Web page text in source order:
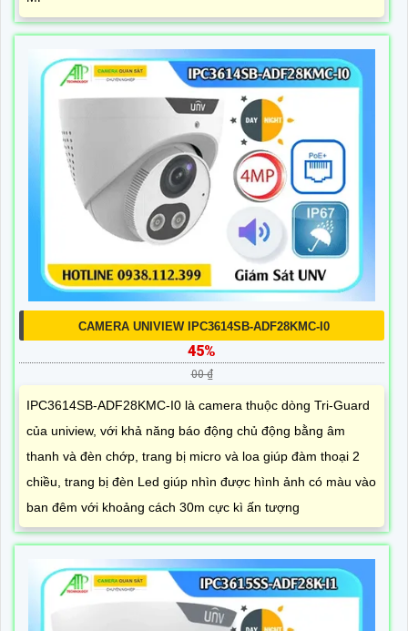
CAMERA UNIVIEW IPC3614SB-ADF28KMC-I0
45%
00 ₫
IPC3614SB-ADF28KMC-I0 là camera thuộc dòng Tri-Guard
của uniview, với khả năng báo động chủ động bằng âm
thanh và đèn chớp, trang bị micro và loa giúp đàm thoại 2
chiều, trang bị đèn Led giúp nhìn được hình ảnh có màu vào
ban đêm với khoảng cách 30m cực kì ấn tượng